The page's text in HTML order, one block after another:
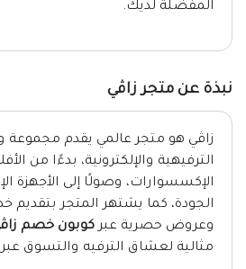
المفضلة لديك.
نبذة عن متجر زاڤي
زاڤي هو متجر عالمي يقدم مجموعة
الترفيهية والإلكترونية، بدءًا من
الإكسسوارات، وصولًا إلى الأجهزة
الجودة، كما يشتهر المتجر بتقديم
وعروض حصرية عبركوبون خصم
مثالية لعشاق الترفيه والتسوق عبر